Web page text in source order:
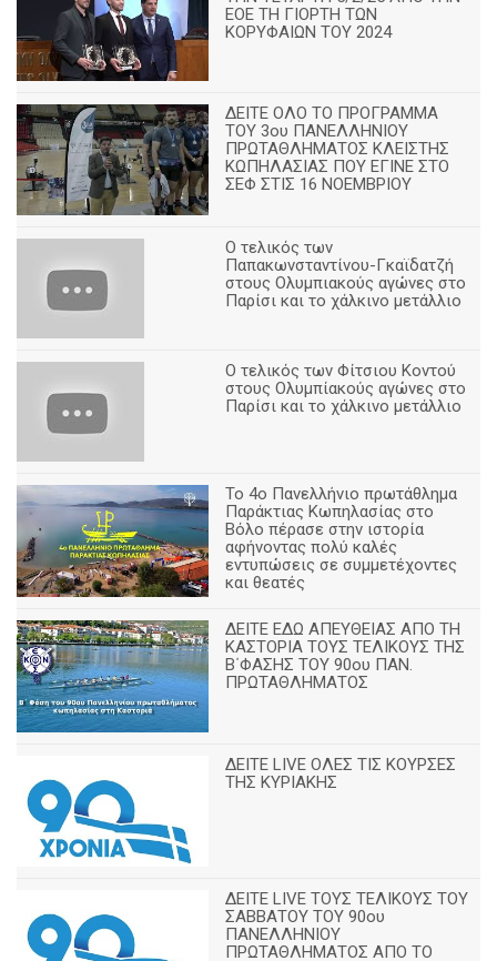
ΕΟΕ ΤΗ ΓΙΟΡΤΗ ΤΩΝ
ΚΟΡΥΦΑΙΩΝ ΤΟΥ 2024
ΔΕΙΤΕ ΟΛΟ ΤΟ ΠΡΟΓΡΑΜΜΑ
ΤΟΥ 3ου ΠΑΝΕΛΛΗΝΙΟΥ
ΠΡΩΤΑΘΛΗΜΑΤΟΣ ΚΛΕΙΣΤΗΣ
ΚΩΠΗΛΑΣΙΑΣ ΠΟΥ ΕΓΙΝΕ ΣΤΟ
ΣΕΦ ΣΤΙΣ 16 ΝΟΕΜΒΡΙΟΥ
Ο τελικός των
Παπακωνσταντίνου-Γκαϊδατζή
στους Ολυμπιακούς αγώνες στο
Παρίσι και το χάλκινο μετάλλιο
Ο τελικός των Φίτσιου Κοντού
στους Ολυμπίακούς αγώνες στο
Παρίσι και το χάλκινο μετάλλιο
Το 4ο Πανελλήνιο πρωτάθλημα
Παράκτιας Κωπηλασίας στο
Βόλο πέρασε στην ιστορία
αφήνοντας πολύ καλές
εντυπώσεις σε συμμετέχοντες
και θεατές
ΔΕΙΤΕ ΕΔΩ ΑΠΕΥΘΕΙΑΣ ΑΠΟ ΤΗ
ΚΑΣΤΟΡΙΑ ΤΟΥΣ ΤΕΛΙΚΟΥΣ ΤΗΣ
Β΄ΦΑΣΗΣ ΤΟΥ 90ου ΠΑΝ.
ΠΡΩΤΑΘΛΗΜΑΤΟΣ
ΔΕΙΤΕ LIVE ΟΛΕΣ ΤΙΣ ΚΟΥΡΣΕΣ
ΤΗΣ ΚΥΡΙΑΚΗΣ
ΔΕΙΤΕ LIVE ΤΟΥΣ ΤΕΛΙΚΟΥΣ ΤΟΥ
ΣΑΒΒΑΤΟΥ ΤΟΥ 90ου
ΠΑΝΕΛΛΗΝΙΟΥ
ΠΡΩΤΑΘΛΗΜΑΤΟΣ ΑΠΟ ΤΟ